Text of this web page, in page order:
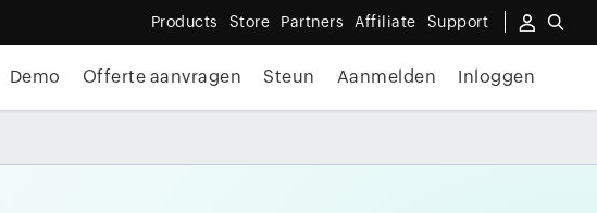
Products Store Partners Affiliate Support
Demo Offerte aanvragen Steun Aanmelden Inloggen